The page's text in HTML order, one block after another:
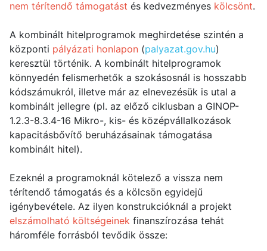
nem térítendő támogatást és kedvezményes kölcsönt.
A kombinált hitelprogramok meghirdetése szintén a
központi pályázati honlapon (palyazat.gov.hu)
keresztül történik. A kombinált hitelprogramok
könnyedén felismerhetők a szokásosnál is hosszabb
kódszámukról, illetve már az elnevezésük is utal a
kombinált jellegre (pl. az előző ciklusban a GINOP-
1.2.3-8.3.4-16 Mikro-, kis- és középvállalkozások
kapacitásbővítő beruházásainak támogatása
kombinált hitel).
Ezeknél a programoknál kötelező a vissza nem
térítendő támogatás és a kölcsön egyidejű
igénybevétele. Az ilyen konstrukcióknál a projekt
elszámolható költségeinek finanszírozása tehát
háromféle forrásból tevődik össze: